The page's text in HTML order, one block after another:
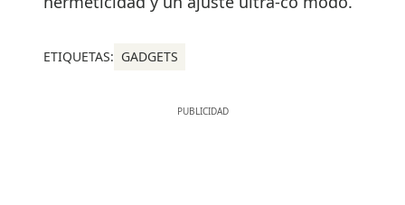
ETIQUETAS: GADGETS